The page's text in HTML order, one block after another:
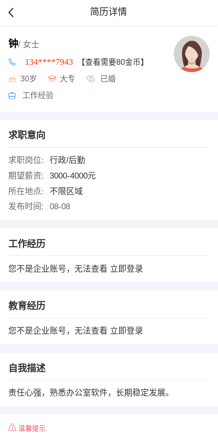
简历详情
钟/ 女士
134****7943 【查看需要80金币】
30岁 大专 已婚
工作经验
求职意向
求职岗位:
行政/后勤
期望薪资:
3000-4000元
所在地点:
不限区域
发布时间:
08-08
工作经历
您不是企业账号，无法查看 立即登录
教育经历
您不是企业账号，无法查看 立即登录
自我描述
责任心强，熟悉办公室软件，长期稳定发展。
温馨提示